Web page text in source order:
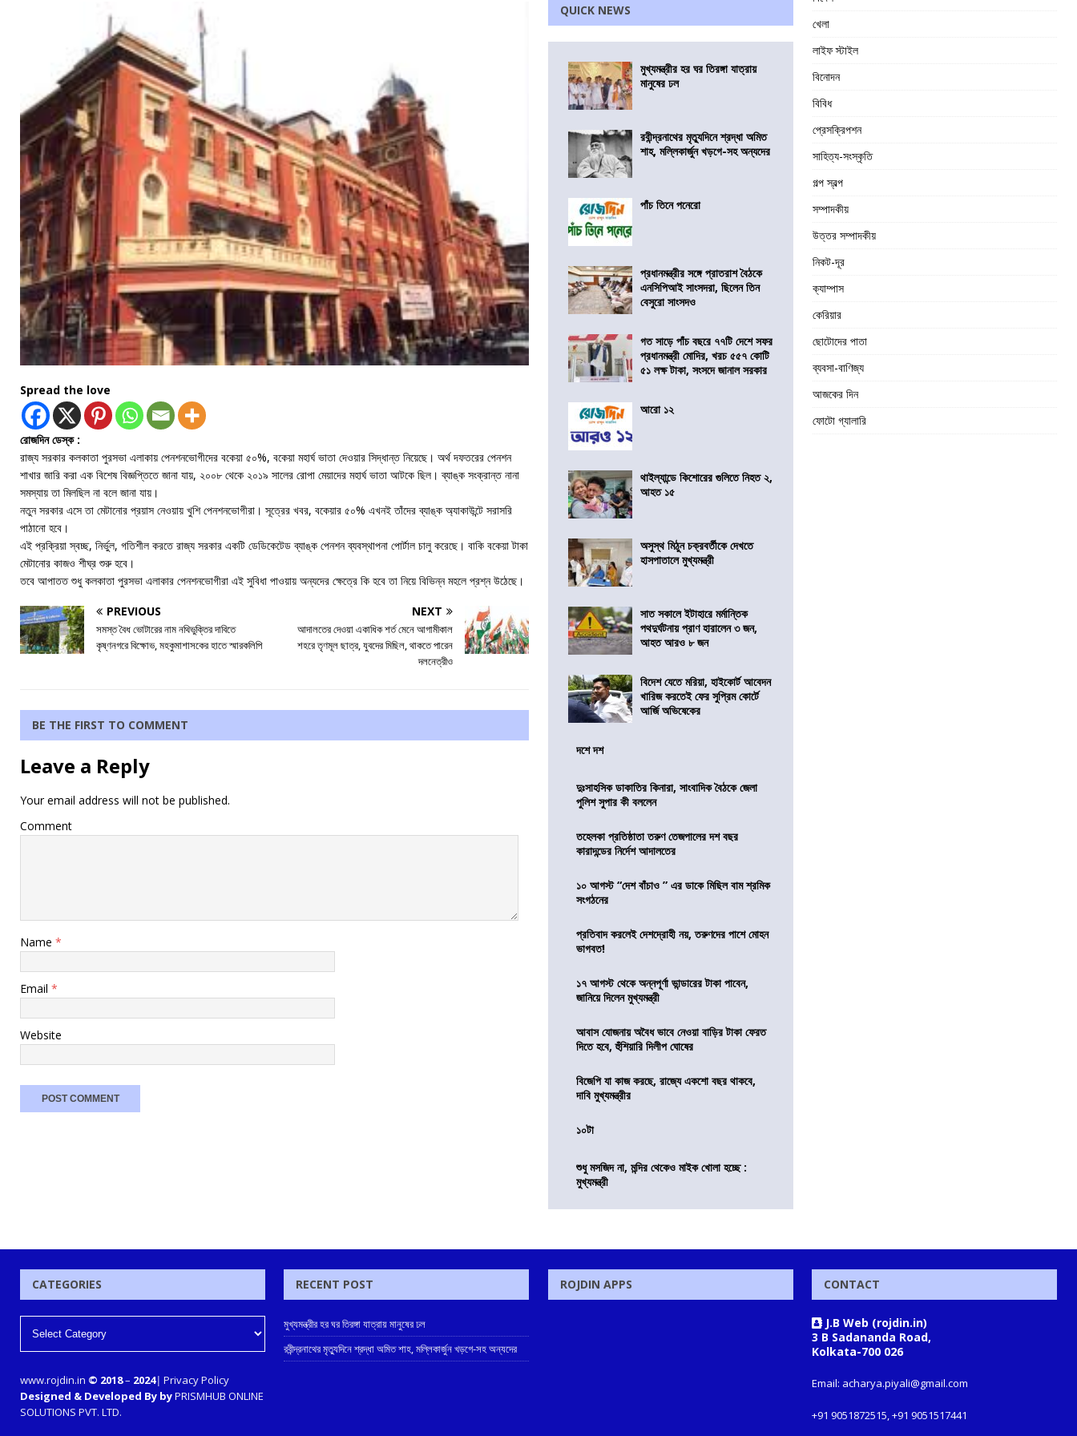
Spread the love
রোজদিন ডেস্ক :
রাজ্য সরকার কলকাতা পুরসভা এলাকায় পেনশনভোগীদের বকেয়া ৫০%, বকেয়া মহার্ঘ ভাতা দেওয়ার সিদ্ধান্ত নিয়েছে। অর্থ দফতরের পেনশন
শাখার জারি করা এক বিশেষ বিজ্ঞপ্তিতে জানা যায়, ২০০৮ থেকে ২০১৯ সালের রোপা মেয়াদের মহার্ঘ ভাতা আটকে ছিল। ব্যাঙ্ক সংক্রান্ত নানা
সমস্যায় তা মিলছিল না বলে জানা যায়।
নতুন সরকার এসে তা মেটানোর প্রয়াস নেওয়ায় খুশি পেনশনভোগীরা। সূত্রের খবর, বকেয়ার ৫০% এখনই তাঁদের ব্যাঙ্ক অ্যাকাউন্টে সরাসরি
পাঠানো হবে।
এই প্রক্রিয়া স্বচ্ছ, নির্ভুল, গতিশীল করতে রাজ্য সরকার একটি ডেডিকেটেড ব্যাঙ্ক পেনশন ব্যবস্থাপনা পোর্টাল চালু করেছে। বাকি বকেয়া টাকা
মেটানোর কাজও শীঘ্র শুরু হবে।
তবে আপাতত শুধু কলকাতা পুরসভা এলাকার পেনশনভোগীরা এই সুবিধা পাওয়ায় অন্যদের ক্ষেত্রে কি হবে তা নিয়ে বিভিন্ন মহলে প্রশ্ন উঠেছে।
PREVIOUS
সমস্ত বৈধ ভোটারের নাম নথিভুক্তির দাবিতে
কৃষ্ণনগরে বিক্ষোভ, মহকুমাশাসকের হাতে স্মারকলিপি
NEXT
আদালতের দেওয়া একাধিক শর্ত মেনে আগামীকাল
শহরে তৃণমূল ছাত্র, যুবদের মিছিল, থাকতে পারেন
দলনেত্রীও
BE THE FIRST TO COMMENT
Leave a Reply
Your email address will not be published.
Comment
Name *
Email *
Website
QUICK NEWS
মুখ্যমন্ত্রীর হর ঘর তিরঙ্গা যাত্রায়
মানুষের ঢল
রবীন্দ্রনাথের মৃত্যুদিনে শ্রদ্ধা অমিত
শাহ, মল্লিকার্জুন খড়গে-সহ অন্যদের
পাঁচ তিনে পনেরো
প্রধানমন্ত্রীর সঙ্গে প্রাতরাশ বৈঠকে
এনসিপিআই সাংসদরা, ছিলেন তিন
বেসুরো সাংসদও
গত সাড়ে পাঁচ বছরে ৭৭টি দেশে সফর
প্রধানমন্ত্রী মোদির, খরচ ৫৫৭ কোটি
৫১ লক্ষ টাকা, সংসদে জানাল সরকার
আরো ১২
থাইল্যান্ডে কিশোরের গুলিতে নিহত ২,
আহত ১৫
অসুস্থ মিঠুন চক্রবর্তীকে দেখতে
হাসপাতালে মুখ্যমন্ত্রী
সাত সকালে ইটাহারে মর্মান্তিক
পথদুর্ঘটনায় প্রাণ হারালেন ৩ জন,
আহত আরও ৮ জন
বিদেশ যেতে মরিয়া, হাইকোর্ট আবেদন
খারিজ করতেই ফের সুপ্রিম কোর্টে
আর্জি অভিষেকের
দশে দশ
দুঃসাহসিক ডাকাতির কিনারা, সাংবাদিক বৈঠকে জেলা
পুলিশ সুপার কী বললেন
তহেলকা প্রতিষ্ঠাতা তরুণ তেজপালের দশ বছর
কারাদন্ডের নির্দেশ আদালতের
১০ আগস্ট “দেশ বাঁচাও ” এর ডাকে মিছিল বাম শ্রমিক
সংগঠনের
প্রতিবাদ করলেই দেশদ্রোহী নয়, তরুণদের পাশে মোহন
ভাগবত!
১৭ আগস্ট থেকে অন্নপূর্ণা ভান্ডারের টাকা পাবেন,
জানিয়ে দিলেন মুখ্যমন্ত্রী
আবাস যোজনায় অবৈধ ভাবে নেওয়া বাড়ির টাকা ফেরত
দিতে হবে, হুঁশিয়ারি দিলীপ ঘোষের
বিজেপি যা কাজ করছে, রাজ্যে একশো বছর থাকবে,
দাবি মুখ্যমন্ত্রীর
১০টা
শুধু মসজিদ না, মন্দির থেকেও মাইক খোলা হচ্ছে :
মুখ্যমন্ত্রী
খেলা
লাইফ স্টাইল
বিনোদন
বিবিধ
প্রেসক্রিপশন
সাহিত্য-সংস্কৃতি
গল্প স্বল্প
সম্পাদকীয়
উত্তর সম্পাদকীয়
নিকট-দূর
ক্যাম্পাস
কেরিয়ার
ছোটোদের পাতা
ব্যবসা-বাণিজ্য
আজকের দিন
ফোটো গ্যালারি
CATEGORIES
www.rojdin.in © 2018– 2024| Privacy Policy
Designed & Developed By byPRISMHUB ONLINE
SOLUTIONS PVT. LTD.
RECENT POST
মুখ্যমন্ত্রীর হর ঘর তিরঙ্গা যাত্রায় মানুষের ঢল
রবীন্দ্রনাথের মৃত্যুদিনে শ্রদ্ধা অমিত শাহ, মল্লিকার্জুন খড়গে-সহ অন্যদের
ROJDIN APPS CONTACT
J.B Web (rojdin.in)
3 B Sadananda Road,
Kolkata-700 026
Email: acharya.piyali@gmail.com
+91 9051872515, +91 9051517441